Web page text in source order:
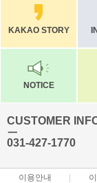
KAKAO STORY
NOTICE
CUSTOMER
ㅡ
031-427-1770
이용안내